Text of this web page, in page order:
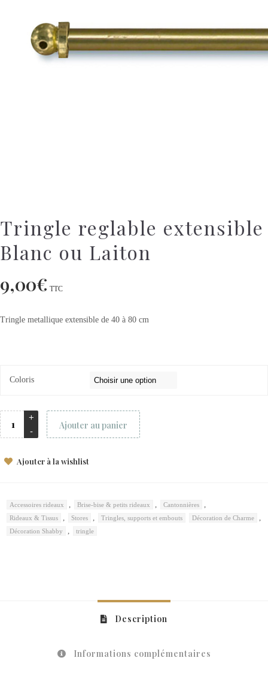
Tringle reglable extensible
Blanc ou Laiton
9,00€ TTC
Tringle metallique extensible de 40 à 80 cm
Coloris
Ajouter au panier
Ajouter à la wishlist
Accessoires rideaux Brise-bise & petits rideaux Cantonnières
Rideaux & Tissus Stores Tringles, supports et embouts Décoration de Charme
Décoration Shabby tringle
Description
Informations complémentaires